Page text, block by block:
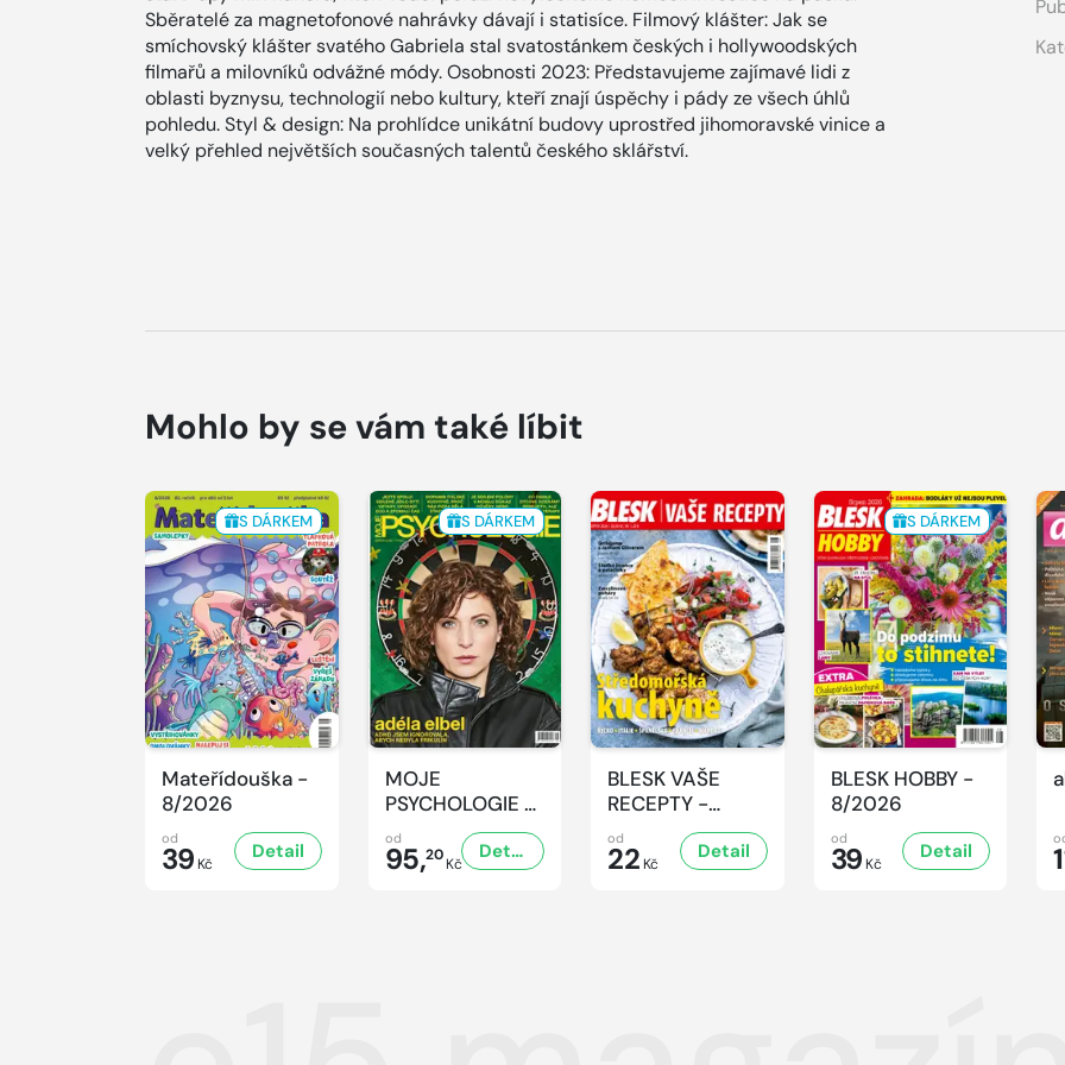
Sběratelé za magnetofonové nahrávky dávají i statisíce. Filmový klášter: Jak se
smíchovský klášter svatého Gabriela stal svatostánkem českých i hollywoodských
filmařů a milovníků odvážné módy. Osobnosti 2023: Představujeme zajímavé lidi z
oblasti byznysu, technologií nebo kultury, kteří znají úspěchy i pády ze všech úhlů
pohledu. Styl & design: Na prohlídce unikátní budovy uprostřed jihomoravské vinice a
velký přehled největších současných talentů českého sklářství.
Mohlo by se vám také líbit
S DÁRKEM
Mateřídouška -
8/2026
od
39 Kč
Detail
S DÁRKEM
MOJE
PSYCHOLOGIE -
8/2026
od
95,20Kč
Detail
BLESK VAŠE
RECEPTY -
8/2026
od
22 Kč
Detail
S DÁRKEM
BLESK HOBBY -
8/2026
od
39 Kč
Detail